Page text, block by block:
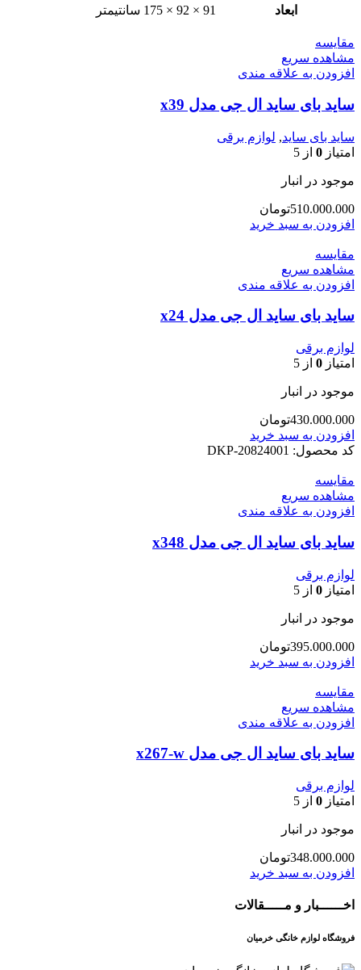
ابعاد
91 × 92 × 175 سانتیمتر
مقایسه
مشاهده سریع
افزودن به علاقه مندی
ساید بای ساید ال جی مدل x39
ساید بای ساید, لوازم برقی
امتیاز 0 از 5
موجود در انبار
510.000.000تومان
افزودن به سبد خرید
مقایسه
مشاهده سریع
افزودن به علاقه مندی
ساید بای ساید ال جی مدل x24
لوازم برقی
امتیاز 0 از 5
موجود در انبار
430.000.000تومان
افزودن به سبد خرید
کد محصول: DKP-20824001
مقایسه
مشاهده سریع
افزودن به علاقه مندی
ساید بای ساید ال جی مدل x348
لوازم برقی
امتیاز 0 از 5
موجود در انبار
395.000.000تومان
افزودن به سبد خرید
مقایسه
مشاهده سریع
افزودن به علاقه مندی
ساید بای ساید ال جی مدل x267-w
لوازم برقی
امتیاز 0 از 5
موجود در انبار
348.000.000تومان
افزودن به سبد خرید
اخــــــبار و مـــــقالات
فروشگاه لوازم خانگی خرمیان